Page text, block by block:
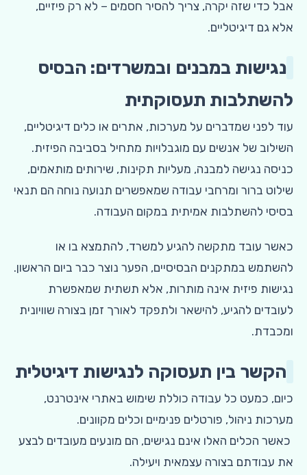
אבל כדי שזה יקרה, צריך להסיר חסמים – לא רק פיזיים,
אלא גם דיגיטליים.
נגישות במבנים ובמשרדים: הבסיס
להשתלבות תעסוקתית
עוד לפני שמדברים על מערכות, אתרים או כלים דיגיטליים,
השילוב של אנשים עם מוגבלויות מתחיל בסביבה הפיזית.
כניסה נגישה למבנה, מעליות תקינות, שירותים מותאמים,
שילוט ברור ומרחבי עבודה שמאפשרים תנועה נוחה הם תנאי
בסיסי להשתלבות אמיתית במקום העבודה.
כאשר עובד מתקשה להגיע למשרד, להתמצא בו או
להשתמש במתקנים הבסיסיים, הפער נוצר כבר ביום הראשון.
נגישות פיזית אינה מותרות, אלא תשתית שמאפשרת
לעובדים להגיע, להישאר ולתפקד לאורך זמן בצורה שוויונית
ומכבדת.
הקשר בין תעסוקה לנגישות דיגיטלית
כיום, כמעט כל עבודה כוללת שימוש באתרי אינטרנט,
מערכות ניהול, פורטלים פנימיים וכלים מקוונים.
כאשר הכלים האלו אינם נגישים, הם מונעים מעובדים לבצע
את עבודתם בצורה עצמאית ויעילה.